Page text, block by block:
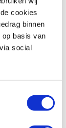
cookies
binnen
basis van
social
1100 AFRICA TWIN